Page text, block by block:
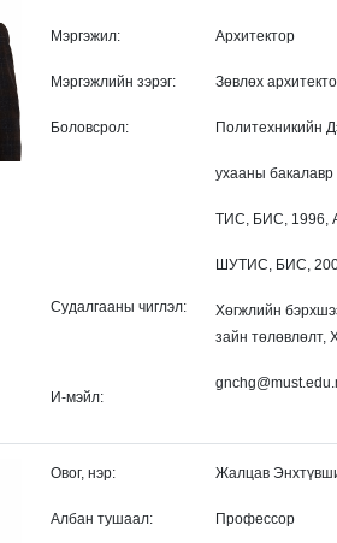
Мэргэжил:
Мэргэжлийн зэрэг:
Боловсрол:
Судалгааны чиглэл:
И-мэйл:
Архитектор
Зөвлөх
Политехникийн
ухааны бакалавр
ТИС, БИС, 1996,
ШУТИС, БИС,
Хөгжлийн
зайн төлөвлөлт,
Овог, нэр:
Албан тушаал:
Жалцав
Профессор